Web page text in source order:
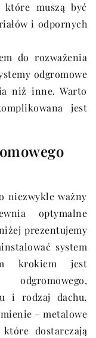
które muszą być
i odpornych
do rozważenia
odgromowe
niż inne. Warto
jest
niezwykle ważny
optymalne
prezentujemy
system
krokiem jest
i rodzaj dachu.
– metalowe
dostarczają